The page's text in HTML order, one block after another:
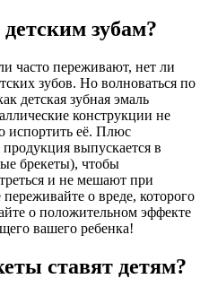
зубам?
часто переживают, нет ли
зубов. Но волноваться по
детская зубная эмаль
конструкции не
испортить её. Плюс
выпускается в
брекеты), чтобы
и не мешают при
о вреде, которого
о положительном эффекте
вашего ребенка!
ставят детям?